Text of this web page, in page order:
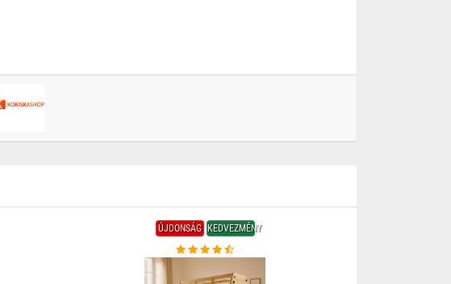
ÚJDONSÁG KEDVEZMÉNY